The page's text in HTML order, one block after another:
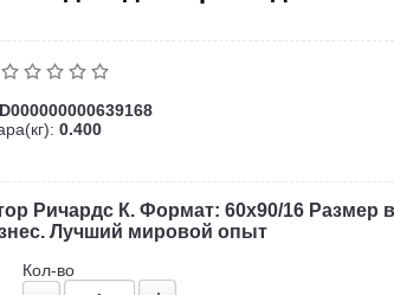
0.400
Ричардс К. Формат: 60x90/16 Размер
Лучший мировой опыт
Кол-во